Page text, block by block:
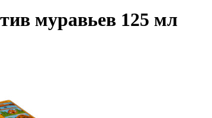
муравьев 125 мл